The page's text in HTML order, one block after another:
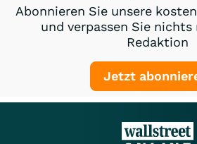
Abonnieren Sie unsere
und verpassen Sie nichts
Redaktion
Jetzt